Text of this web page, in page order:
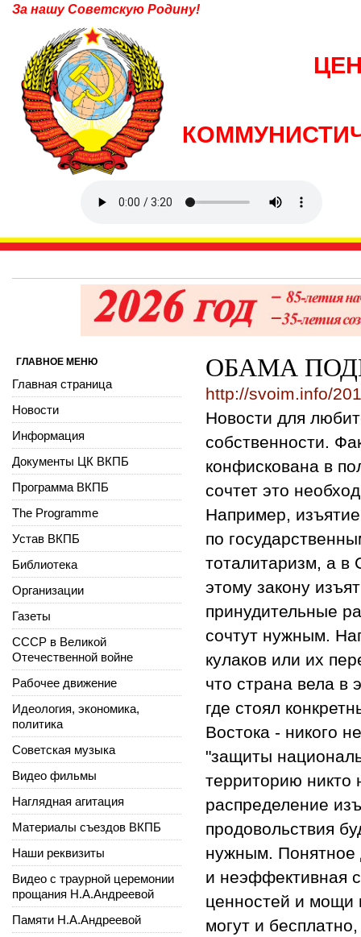
За нашу Советскую Родину!
ОБАМА
http://svoim.info/
Новости для
собственности.
конфискована в
сочтет это
Например,
по
тоталитаризм, а
этому закону
принудительные
сочтут нужным.
кулаков или их
что страна вела
где стоял
Востока - никого
"защиты
территорию никто
распределение
продовольствия
нужным. Понятное
и неэффективная
ценностей и мощи
могут и
ГЛАВНОЕ МЕНЮ
Главная страница
Новости
Информация
Документы ЦК ВКПБ
Программа ВКПБ
The Programme
Устав ВКПБ
Библиотека
Организации
Газеты
СССР в Великой
Отечественной войне
Рабочее движение
Идеология, экономика,
политика
Советская музыка
Видео фильмы
Наглядная агитация
Материалы съездов ВКПБ
Наши реквизиты
Видео с траурной церемонии
прощания Н.А.Андреевой
Памяти Н.А.Андреевой